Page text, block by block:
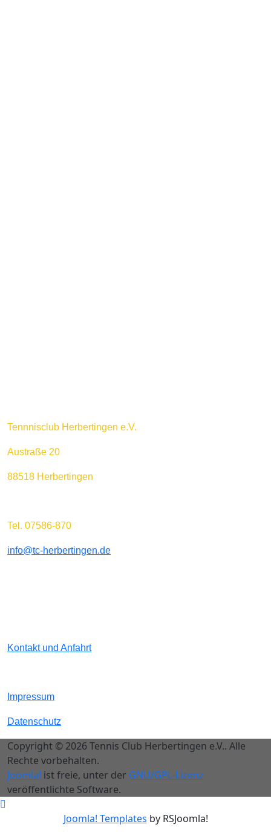
Tennnisclub Herbertingen e.V.
Austraße 20
88518 Herbertingen
Tel. 07586-870
info@tc-herbertingen.de
Kontakt und Anfahrt
Impressum
Datenschutz
Copyright © 2026 Tennis Club Herbertingen e.V.. Alle
Rechte vorbehalten.
Joomla! ist freie, unter der GNU/GPL-Lizenz
veröffentlichte Software.
Joomla! Templates by RSJoomla!